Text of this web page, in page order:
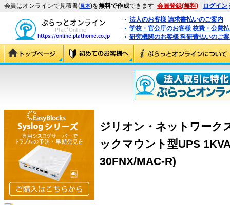
会員はオンラインで見積書(見本)を無料で作成できます 会員登録(無料) ログイン
法人のお客様 請求書払いのご案内
学校・官公庁のお客様 校費・公費
研究機関のお客様 科研費払いのご
ジリオン・ネットワーク
ックマウント型UPS
30FNX/MAC-R)